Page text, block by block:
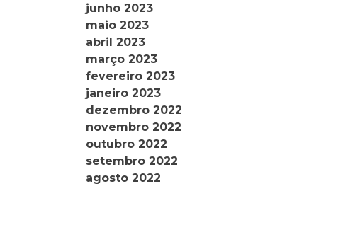
junho 2023
maio 2023
abril 2023
março 2023
fevereiro 2023
janeiro 2023
dezembro 2022
novembro 2022
outubro 2022
setembro 2022
agosto 2022